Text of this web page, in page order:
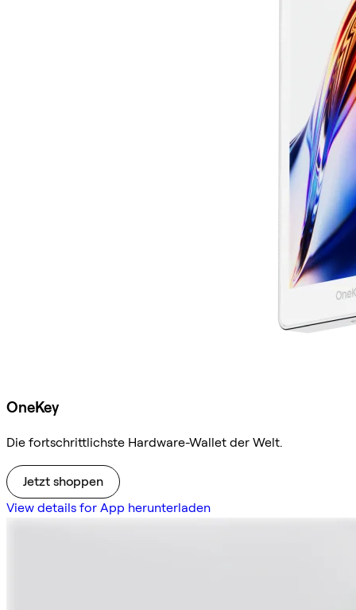
OneKey
Die fortschrittlichste Hardware-Wallet der Welt.
Jetzt shoppen
View details for App herunterladen